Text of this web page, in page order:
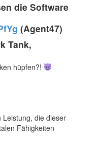
die Software
(Agent47)
Tank,
hüpfen?!
Leistung, die dieser
Fähigkeiten